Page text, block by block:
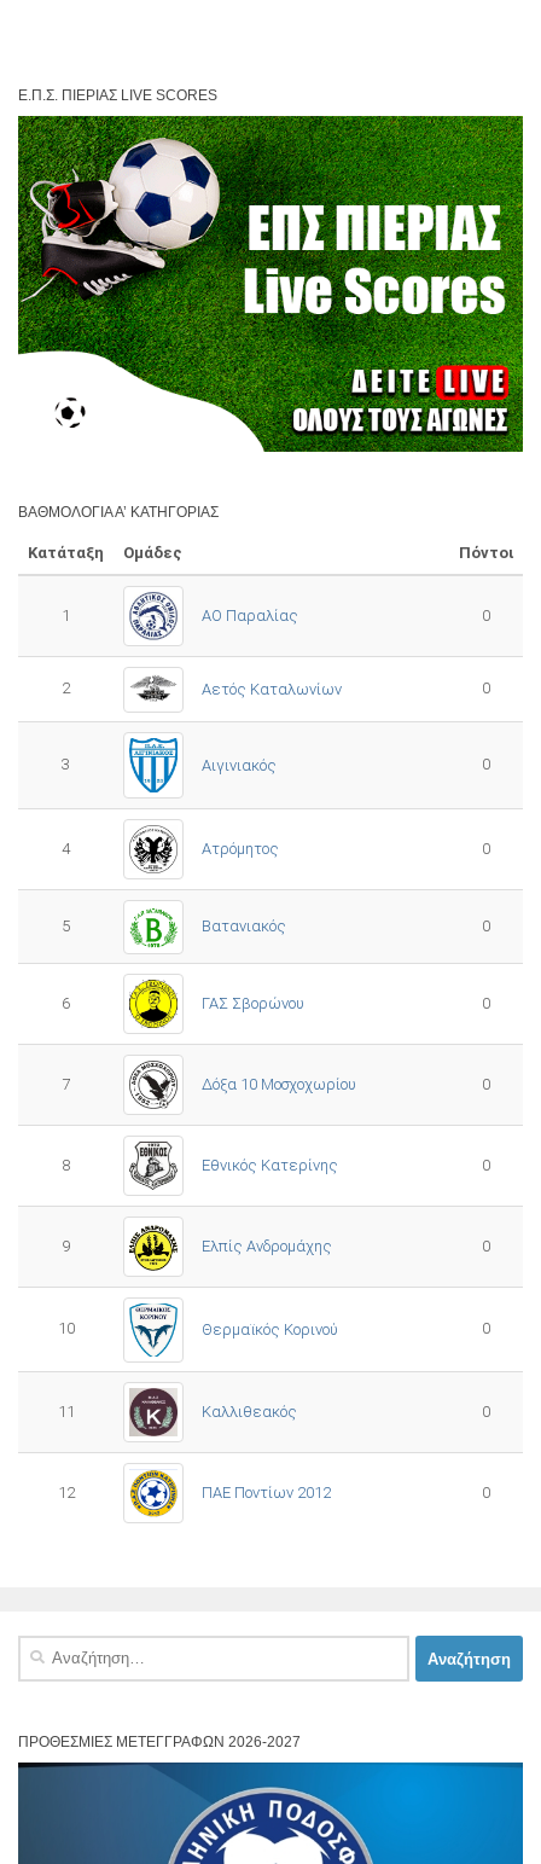
Ε.Π.Σ. ΠΙΕΡΊΑΣ LIVE SCORES
ΒΑΘΜΟΛΟΓΊΑ Α’ ΚΑΤΗΓΟΡΊΑΣ
Κατάταξη Ομάδες Πόντοι
1 ΑΟ Παραλίας 0
2 Αετός Καταλωνίων 0
3 Αιγινιακός 0
4 Ατρόμητος 0
5 Βατανιακός 0
6 ΓΑΣ Σβορώνου 0
7 Δόξα 10 Μοσχοχωρίου 0
8 Εθνικός Κατερίνης 0
9 Ελπίς Ανδρομάχης 0
10 Θερμαϊκός Κορινού 0
11 Καλλιθεακός 0
12 ΠΑΕ Ποντίων 2012 0
Αναζήτηση
ΠΡΟΘΕΣΜΊΕΣ ΜΕΤΕΓΓΡΑΦΏΝ 2026-2027